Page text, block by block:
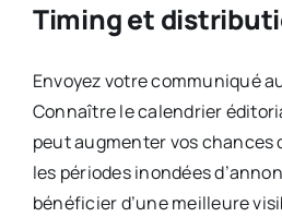
Timing et
Envoyez votre communiqué
Connaître le calendrier
peut augmenter vos chances
les périodes inondées
bénéficier d’une meilleure